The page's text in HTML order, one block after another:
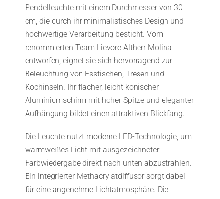
Pendelleuchte mit einem Durchmesser von 30
cm, die durch ihr minimalistisches Design und
hochwertige Verarbeitung besticht. Vom
renommierten Team Lievore Altherr Molina
entworfen, eignet sie sich hervorragend zur
Beleuchtung von Esstischen, Tresen und
Kochinseln. Ihr flacher, leicht konischer
Aluminiumschirm mit hoher Spitze und eleganter
Aufhängung bildet einen attraktiven Blickfang.
Die Leuchte nutzt moderne LED-Technologie, um
warmweißes Licht mit ausgezeichneter
Farbwiedergabe direkt nach unten abzustrahlen.
Ein integrierter Methacrylatdiffusor sorgt dabei
für eine angenehme Lichtatmosphäre. Die